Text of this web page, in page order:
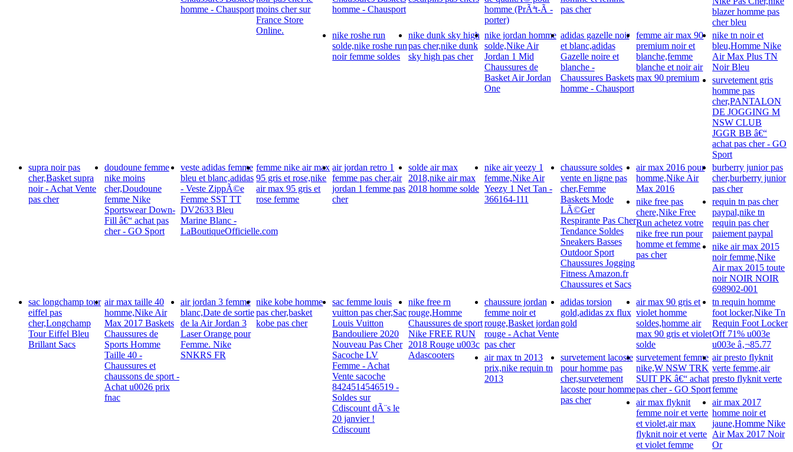
homme - Chausport moins cher sur
France Store
Online.
homme - Chausport
homme (PrÃªt-Ã -
porter)
pas cher
blazer homme pas
cher bleu
nike roshe run
solde,nike roshe run
noir femme soldes
nike dunk sky high
pas cher,nike dunk
sky high pas cher
nike jordan homme
solde,Nike Air
Jordan 1 Mid
Chaussures de
Basket Air Jordan
One
adidas gazelle noir
et blanc,adidas
Gazelle noire et
blanche -
Chaussures Baskets
homme - Chausport
femme air max 90
premium noir et
blanche,femme
blanche et noir air
max 90 premium
nike tn noir et
bleu,Homme Nike
Air Max Plus TN
Noir Bleu
survetement gris
homme pas
cher,PANTALON
DE JOGGING M
NSW CLUB
JGGR BB â€“
achat pas cher - GO
Sport
supra noir pas
cher,Basket supra
noir - Achat Vente
pas cher
doudoune femme
nike moins
cher,Doudoune
femme Nike
Sportswear Down-
Fill â€“ achat pas
cher - GO Sport
veste adidas femme
bleu et blanc,adidas
- Veste ZippÃ©e
Femme SST TT
DV2633 Bleu
Marine Blanc -
LaBoutiqueOfficielle.com
femme nike air max
95 gris et rose,nike
air max 95 gris et
rose femme
air jordan retro 1
femme pas cher,air
jordan 1 femme pas
cher
solde air max
2018,nike air max
2018 homme solde
nike air yeezy 1
femme,Nike Air
Yeezy 1 Net Tan -
366164-111
chaussure soldes
vente en ligne pas
cher,Femme
Baskets Mode
LÃ©Ger
Respirante Pas Cher
Tendance Soldes
Sneakers Basses
Outdoor Sport
Chaussures Jogging
Fitness Amazon.fr
Chaussures et Sacs
air max 2016 pour
homme,Nike Air
Max 2016
burberry junior pas
cher,burberry junior
pas cher
nike free pas
chere,Nike Free
Run achetez votre
nike free run pour
homme et femme
pas cher
requin tn pas cher
paypal,nike tn
requin pas cher
paiement paypal
nike air max 2015
noir femme,Nike
Air max 2015 toute
noir NOIR NOIR
698902-001
sac longchamp tour
eiffel pas
cher,Longchamp
Tour Eiffel Bleu
Brillant Sacs
air max taille 40
homme,Nike Air
Max 2017 Baskets
Chaussures de
Sports Homme
Taille 40 -
Chaussures et
chaussons de sport -
Achat u0026 prix
fnac
air jordan 3 femme
blanc,Date de sortie
de la Air Jordan 3
Laser Orange pour
Femme. Nike
SNKRS FR
nike kobe homme
pas cher,basket
kobe pas cher
sac femme louis
vuitton pas cher,Sac
Louis Vuitton
Bandouliere 2020
Nouveau Pas Cher
Sacoche LV
Femme - Achat
Vente sacoche
8424514546519 -
Soldes sur
Cdiscount dÃ¨s le
20 janvier !
Cdiscount
nike free rn
rouge,Homme
Chaussures de sport
Nike FREE RUN
2018 Rouge u003c
Adascooters
chaussure jordan
femme noir et
rouge,Basket jordan
rouge - Achat Vente
pas cher
adidas torsion
gold,adidas zx flux
gold
air max 90 gris et
violet homme
soldes,homme air
max 90 gris et violet
solde
tn requin homme
foot locker,Nike Tn
Requin Foot Locker
Off 71% u003e
u003e â‚¬85.77
air max tn 2013
prix,nike requin tn
2013
survetement lacoste
pour homme pas
cher,survetement
lacoste pour homme
pas cher
survetement femme
nike,W NSW TRK
SUIT PK â€“ achat
pas cher - GO Sport
air presto flyknit
verte femme,air
presto flyknit verte
femme
air max flyknit
femme noir et verte
et violet,air max
flyknit noir et verte
et violet femme
air max 2017
homme noir et
jaune,Homme Nike
Air Max 2017 Noir
Or